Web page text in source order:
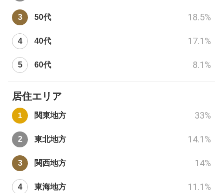
50代 18.5%
40代 17.1%
60代 8.1%
居住エリア
関東地方 33%
東北地方 14.1%
関西地方 14%
東海地方 11.1%